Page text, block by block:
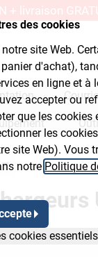
des cookies
site Web.
d'achat),
en ligne et à
accepter ou
que les cookies
les
site Web). Vous
notre Politique
cookies essentiels
+ livraison
Breadcrumb Flyout